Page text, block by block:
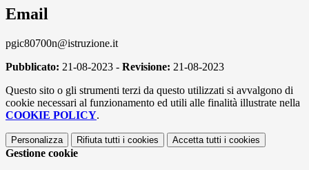
Email
pgic80700n@istruzione.it
Pubblicato: 21-08-2023 - Revisione: 21-08-2023
Questo sito o gli strumenti terzi da questo utilizzati si avvalgono di
cookie necessari al funzionamento ed utili alle finalità illustrate nella
COOKIE POLICY.
Personalizza Rifiuta tutti i cookies Accetta tutti i cookies
Gestione cookie